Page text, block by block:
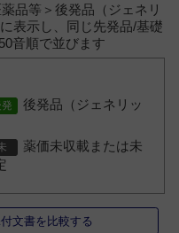
品等＞後発品（ジェネリ
表示し、同じ先発品/基礎
音順で並びます
後発品（ジェネリッ
薬価未収載または未
文書を比較する